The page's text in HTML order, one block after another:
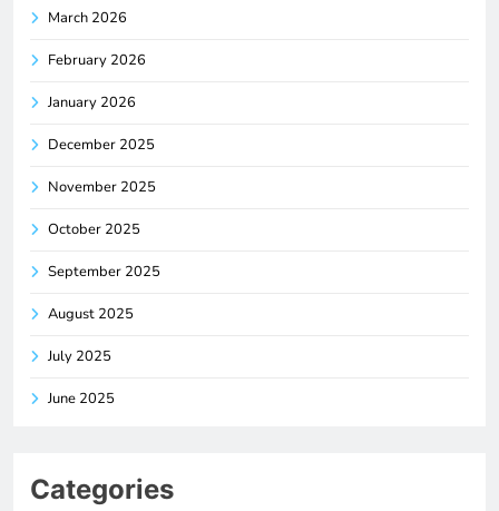
March 2026
February 2026
January 2026
December 2025
November 2025
October 2025
September 2025
August 2025
July 2025
June 2025
Categories